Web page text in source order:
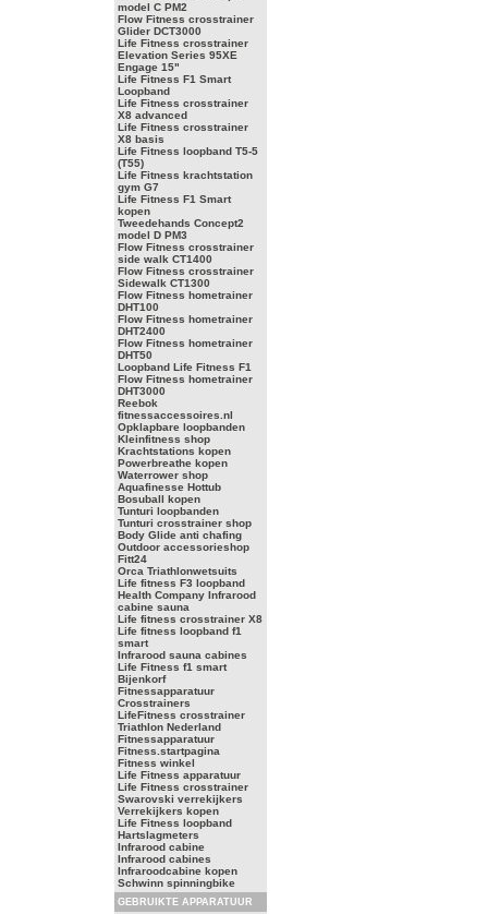
model C PM2
Flow Fitness crosstrainer
Glider DCT3000
Life Fitness crosstrainer
Elevation Series 95XE
Engage 15"
Life Fitness F1 Smart
Loopband
Life Fitness crosstrainer
X8 advanced
Life Fitness crosstrainer
X8 basis
Life Fitness loopband T5-5
(T55)
Life Fitness krachtstation
gym G7
Life Fitness F1 Smart
kopen
Tweedehands Concept2
model D PM3
Flow Fitness crosstrainer
side walk CT1400
Flow Fitness crosstrainer
Sidewalk CT1300
Flow Fitness hometrainer
DHT100
Flow Fitness hometrainer
DHT2400
Flow Fitness hometrainer
DHT50
Loopband Life Fitness F1
Flow Fitness hometrainer
DHT3000
Reebok
fitnessaccessoires.nl
Opklapbare loopbanden
Kleinfitness shop
Krachtstations kopen
Powerbreathe kopen
Waterrower shop
Aquafinesse Hottub
Bosuball kopen
Tunturi loopbanden
Tunturi crosstrainer shop
Body Glide anti chafing
Outdoor accessorieshop
Fitt24
Orca Triathlonwetsuits
Life fitness F3 loopband
Health Company Infrarood
cabine sauna
Life fitness crosstrainer X8
Life fitness loopband f1
smart
Infrarood sauna cabines
Life Fitness f1 smart
Bijenkorf
Fitnessapparatuur
Crosstrainers
LifeFitness crosstrainer
Triathlon Nederland
Fitnessapparatuur
Fitness.startpagina
Fitness winkel
Life Fitness apparatuur
Life Fitness crosstrainer
Swarovski verrekijkers
Verrekijkers kopen
Life Fitness loopband
Hartslagmeters
Infrarood cabine
Infrarood cabines
Infraroodcabine kopen
Schwinn spinningbike
GEBRUIKTE APPARATUUR